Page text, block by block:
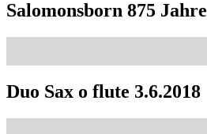
Salomonsborn 875 Jahre
Duo Sax o flute 3.6.2018